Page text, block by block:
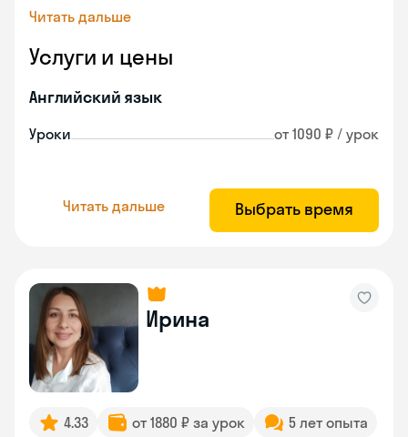
Читать дальше
Услуги и цены
Английский язык
Уроки от 1090 ₽ / урок
Читать дальше Выбрать время
Ирина
4.33 от 1880 ₽ за урок 5 лет опыта